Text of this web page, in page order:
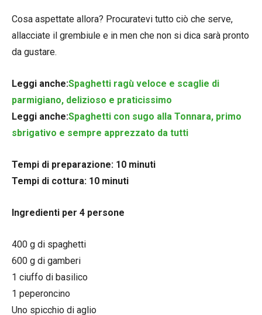
Cosa aspettate allora? Procuratevi tutto ciò che serve,
allacciate il grembiule e in men che non si dica sarà pronto
da gustare.
Leggi anche:Spaghetti ragù veloce e scaglie di
parmigiano, delizioso e praticissimo
Leggi anche:Spaghetti con sugo alla Tonnara, primo
sbrigativo e sempre apprezzato da tutti
Tempi di preparazione: 10 minuti
Tempi di cottura: 10 minuti
Ingredienti per 4 persone
400 g di spaghetti
600 g di gamberi
1 ciuffo di basilico
1 peperoncino
Uno spicchio di aglio